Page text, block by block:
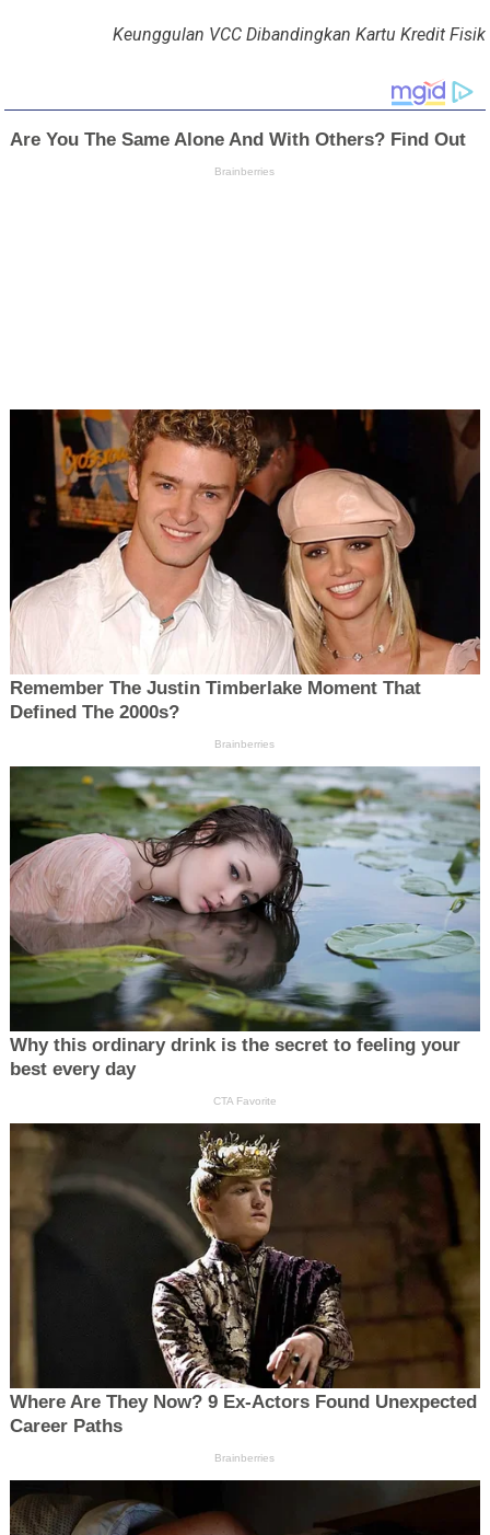
Keunggulan VCC Dibandingkan Kartu Kredit Fisik